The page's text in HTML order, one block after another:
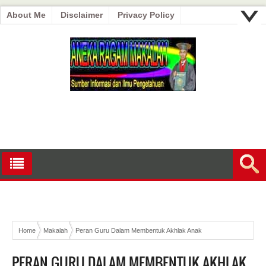
About Me Disclaimer Privacy Policy
Home Makalah Peran Guru Dalam Membentuk Akhlak Anak